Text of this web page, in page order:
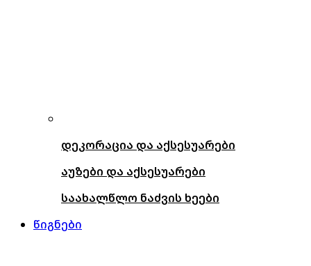
დეკორაცია და აქსესუარები
აუზები და აქსესუარები
საახალწლო ნაძვის ხეები
წიგნები